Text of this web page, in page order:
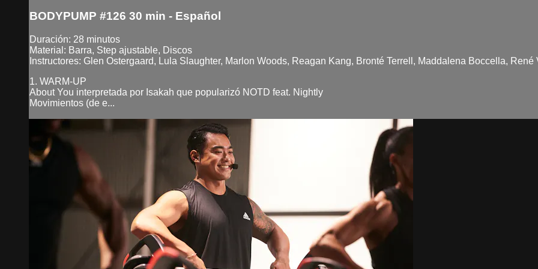
BODYPUMP #126 30 min - Español
Duración: 28 minutos
Material: Barra, Step ajustable, Discos
Instructores: Glen Ostergaard, Lula Slaughter, Marlon Woods, Reagan Kang, Bronté Terrell, Maddalena Boccella,
1. WARM-UP
About You interpretada por Isakah que popularizó NOTD feat. Nightly
Movimientos (de e...